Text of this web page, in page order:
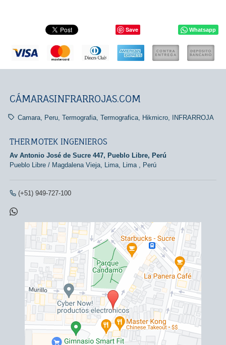
Save Whatsapp
CÁMARASINFRARROJAS.COM
Camara Peru Termografia Termografica Hikmicro INFRARROJA
THERMOTEK INGENIEROS
Av Antonio José de Sucre 447, Pueblo Libre, Perú
Pueblo Libre / Magdalena Vieja, Lima, Lima , Perú
(+51) 949-727-100